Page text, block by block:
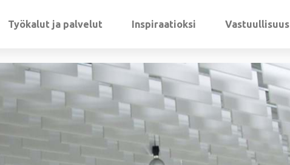
Työkalut ja palvelut Inspiraatioksi Vastuullisuus